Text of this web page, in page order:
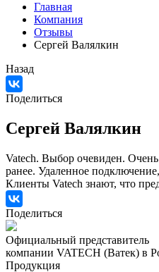
Главная
Компания
Отзывы
Сергей Валялкин
Назад
Поделиться
Сергей Валялкин
Vatech. Выбор очевиден.
ранее. Удаленное
Клиенты Vatech знают, что
Поделиться
Официальный представитель
компании VATECH (Ватек) в
Продукция